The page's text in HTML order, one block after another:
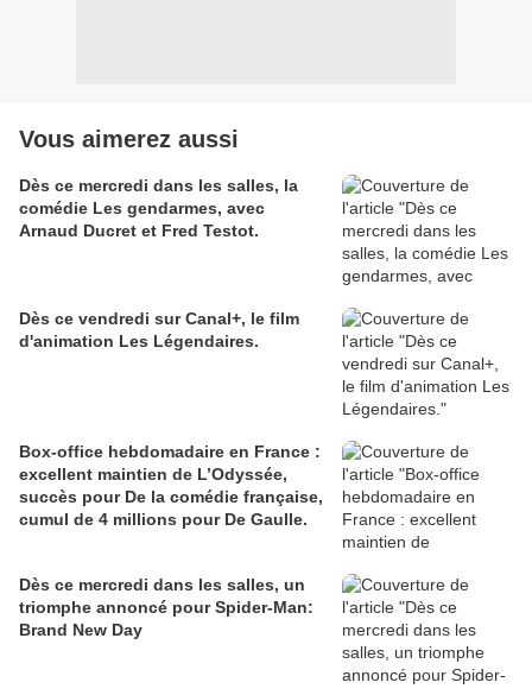
Vous aimerez aussi
Dès ce mercredi dans les salles, la
comédie Les gendarmes, avec
Arnaud Ducret et Fred Testot.
Dès ce vendredi sur Canal+, le film
d'animation Les Légendaires.
Box-office hebdomadaire en France :
excellent maintien de L’Odyssée,
succès pour De la comédie française,
cumul de 4 millions pour De Gaulle.
Dès ce mercredi dans les salles, un
triomphe annoncé pour Spider-Man:
Brand New Day